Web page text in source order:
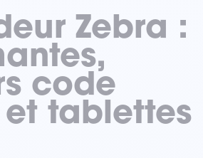
Zebra :
code
tablettes